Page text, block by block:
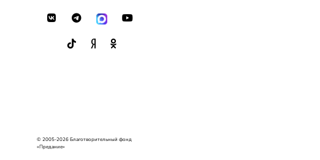
© 2005-2026 Благотворительный фонд
«Предание»